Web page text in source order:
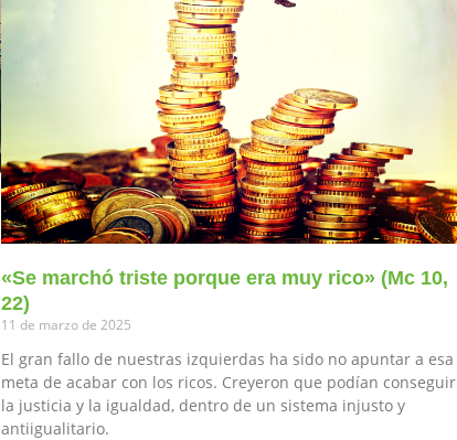
«Se marchó triste porque era muy rico» (Mc 10,
22)
11 de marzo de 2025
El gran fallo de nuestras izquierdas ha sido no apuntar a esa
meta de acabar con los ricos. Creyeron que podían conseguir
la justicia y la igualdad, dentro de un sistema injusto y
antiigualitario.